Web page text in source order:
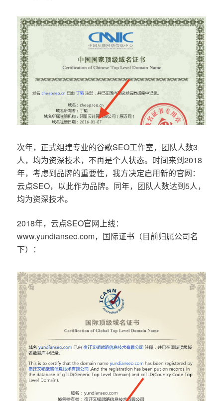
次年，正式组建专业的谷歌SEO工作室，团队人数3
人，均为资深技术，不再是个人状态。时间来到2018
年，考虑到品牌的重要性，我方决定启用新的官网：
云点SEO，以此作为品牌。同年，团队人数达到5人，
均为资深技术。
2018年，云点SEO官网上线：
www.yundianseo.com，国际证书（目前归属公司名
下）：